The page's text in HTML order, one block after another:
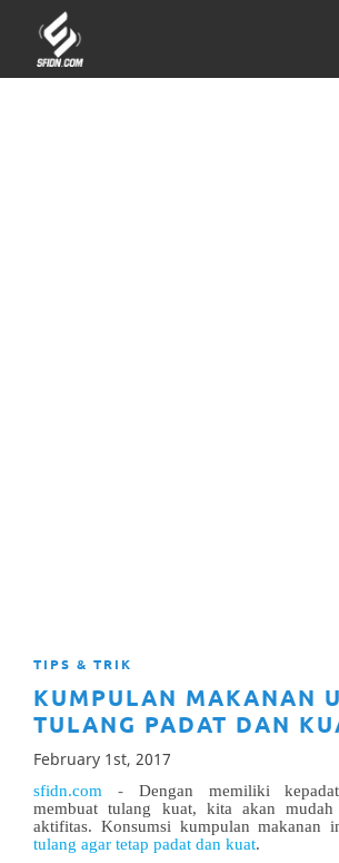
TIPS & TRIK
KUMPULAN MAKANAN
TULANG PADAT DAN
February 1st, 2017
sfidn.com - Dengan memiliki
membuat tulang kuat, kita akan mudah
aktifitas. Konsumsi kumpulan makanan
tulang agar tetap padat dan kuat.